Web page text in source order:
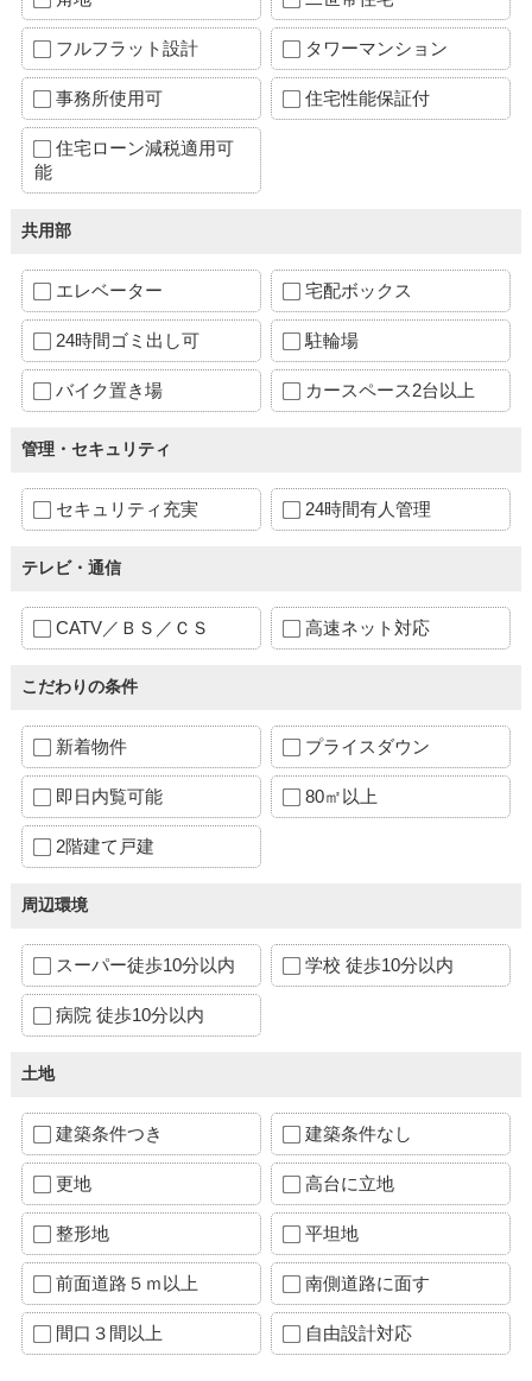
フルフラット設計 タワーマンション
事務所使用可 住宅性能保証付
住宅ローン減税適用可
能
共用部
エレベーター 宅配ボックス
24時間ゴミ出し可 駐輪場
バイク置き場 カースペース2台以上
管理・セキュリティ
セキュリティ充実 24時間有人管理
テレビ・通信
CATV／ＢＳ／ＣＳ 高速ネット対応
こだわりの条件
新着物件 プライスダウン
即日内覧可能 80㎡以上
2階建て戸建
周辺環境
スーパー徒歩10分以内 学校 徒歩10分以内
病院 徒歩10分以内
土地
建築条件つき 建築条件なし
更地 高台に立地
整形地 平坦地
前面道路５ｍ以上 南側道路に面す
間口３間以上 自由設計対応